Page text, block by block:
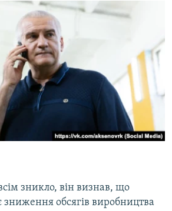
зникло, він визнав, що
обсягів виробництва